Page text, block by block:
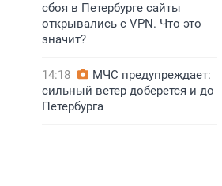
сбоя в Петербурге сайты
открывались с VPN. Что это
значит?
14:18
МЧС предупреждает:
сильный ветер доберется и до
Петербурга